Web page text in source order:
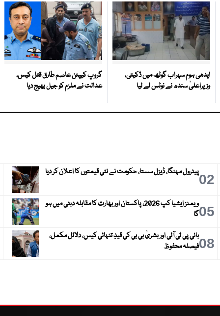
ایدھی ہوم سہراب گوٹھ میں ڈکیتی،
وزیراعلیٰ سندھ نے نوٹس لے لیا
گروپ کیپٹن عاصم طارق قتل کیس،
عدالت نے ملزم کو جیل بھیج دیا
02پیٹرول مہنگا، ڈیزل سستا، حکومت نے نئی قیمتوں کا اعلان کر دیا
05
ویمنز ایشیا کپ 2026، پاکستان اور بھارت کا مقابلہ دبئی میں ہو
گا
08بانی پی ٹی آئی اور بشریٰ بی بی کی قیدِ تنہائی کیس، دلائل مکمل،
فیصلہ محفوظ